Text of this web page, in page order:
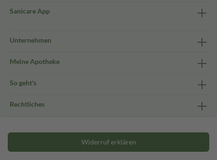
Sanicare App
Unternehmen
Meine Apotheke
So geht's
Rechtliches
Widerruf erklären